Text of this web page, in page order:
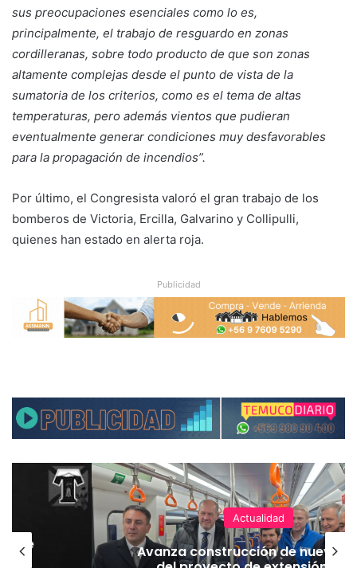
sus preocupaciones esenciales como lo es,
principalmente, el trabajo de resguardo en zonas
cordilleranas, sobre todo producto de que son zonas
altamente complejas desde el punto de vista de la
sumatoria de los criterios, como es el tema de altas
temperaturas, pero además vientos que pudieran
eventualmente generar condiciones muy desfavorables
para la propagación de incendios”.
Por último, el Congresista valoró el gran trabajo de los
bomberos de Victoria, Ercilla, Galvarino y Collipulli,
quienes han estado en alerta roja.
Publicidad
Actualidad
Avanza construcción de nuevas